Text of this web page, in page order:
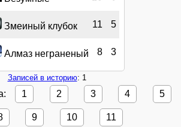
Змеиный клубок 11 5
Алмаз неграненый 8 3
Записей в историю: 1
1 2 3 4 5
9 10 11